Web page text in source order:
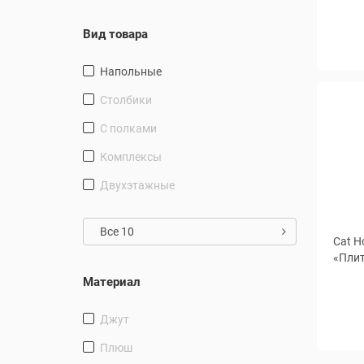
Вид товара
напольные
столбики
С полками
комплексы
Двухэтажные
Все 10
Материал
джут
плюш
Cat